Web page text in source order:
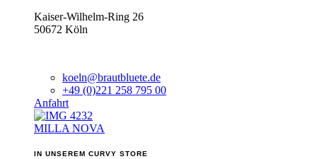
Kaiser-Wilhelm-Ring 26
50672 Köln
koeln@brautbluete.de
+49 (0)221 258 795 00
Anfahrt
MILLA NOVA
IN UNSEREM CURVY STORE